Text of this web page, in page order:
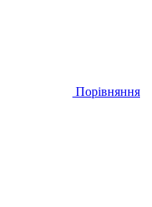
Порівняння